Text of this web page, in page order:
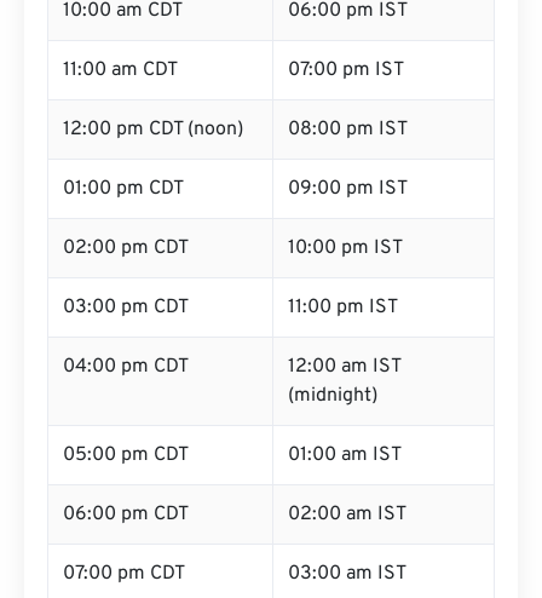
10:00 am CDT 06:00 pm IST
11:00 am CDT 07:00 pm IST
12:00 pm CDT (noon) 08:00 pm IST
01:00 pm CDT 09:00 pm IST
02:00 pm CDT 10:00 pm IST
03:00 pm CDT 11:00 pm IST
04:00 pm CDT
12:00 am IST
(midnight)
05:00 pm CDT 01:00 am IST
06:00 pm CDT 02:00 am IST
07:00 pm CDT 03:00 am IST